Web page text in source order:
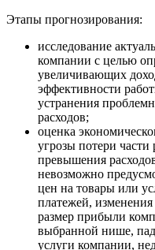
Этапы прогнозирования:
исследование
компании с целью
увеличивающих
эффективности
устранения
расходов;
оценка
угрозы потери
превышения
невозможно
цен на товары или
платежей,
размер прибыли
выбранной нише,
услуги компании,